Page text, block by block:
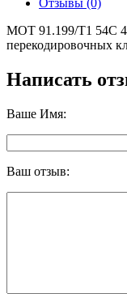
Отзывы (0)
MOT 91.199/T1 54C
перекодировочных
Написать
Ваше Имя:
Ваш отзыв: